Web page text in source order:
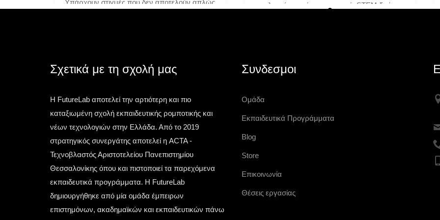
Υπάρχουν στιγμές που δεν αποτελούν απλώς
Τετάρτη 13 Μαΐου 2026
καλοκαίρι γεμάτο ρομποτική, STEM δράση
Σχετικά με τη σχολή μας
Η FutureLab αποτελεί την αρτιότερη και πιο
καταξιωμένη σχολή εκπαιδευτικής ρομποτικής και
νέων τεχνολογιών στην Ελλάδα. Από το 2019
στρατηγικός συνεργάτης αποτελεί η ACTA -
Τεχνοβλαστός Αριστοτελείου Πανεπιστημίου
Θεσσαλονίκης όπου και πιστοποιεί τα παρεχόμενα
εκπαιδευτικά προγράμματα. Η FutureLab
δημιουργήθηκε από μία ομάδα έμπειρων
επιστημόνων, ακαδημαϊκών και εκπαιδευτικών πάνω
Συνδεσμοι
Ομάδα
Εκπαιδευτικά Προγράμματα
Blog
Store
Επικοινωνία
Θέσεις εργασίας